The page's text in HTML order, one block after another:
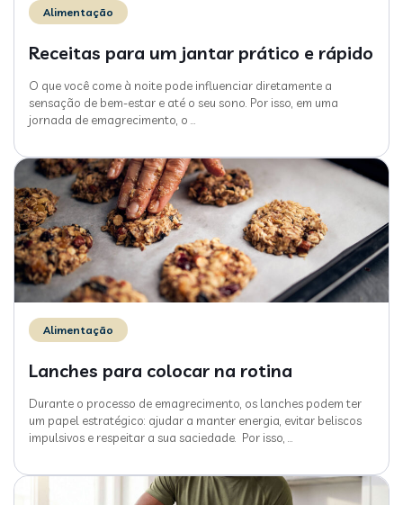
Alimentação
Receitas para um jantar prático e rápido
O que você come à noite pode influenciar diretamente a
sensação de bem-estar e até o seu sono. Por isso, em uma
jornada de emagrecimento, o …
Alimentação
Lanches para colocar na rotina
Durante o processo de emagrecimento, os lanches podem ter
um papel estratégico: ajudar a manter energia, evitar beliscos
impulsivos e respeitar a sua saciedade. Por isso, …